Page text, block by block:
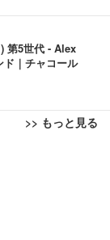
第5世代 - Alex
｜チャコール
>> もっと見る
ワーク 疲れな
ト 約105度ロッ
昇降 強化ナイロ
ーク H-WY01
ター | FlexScan
Type-C・ホワ
型 レギュラー 1